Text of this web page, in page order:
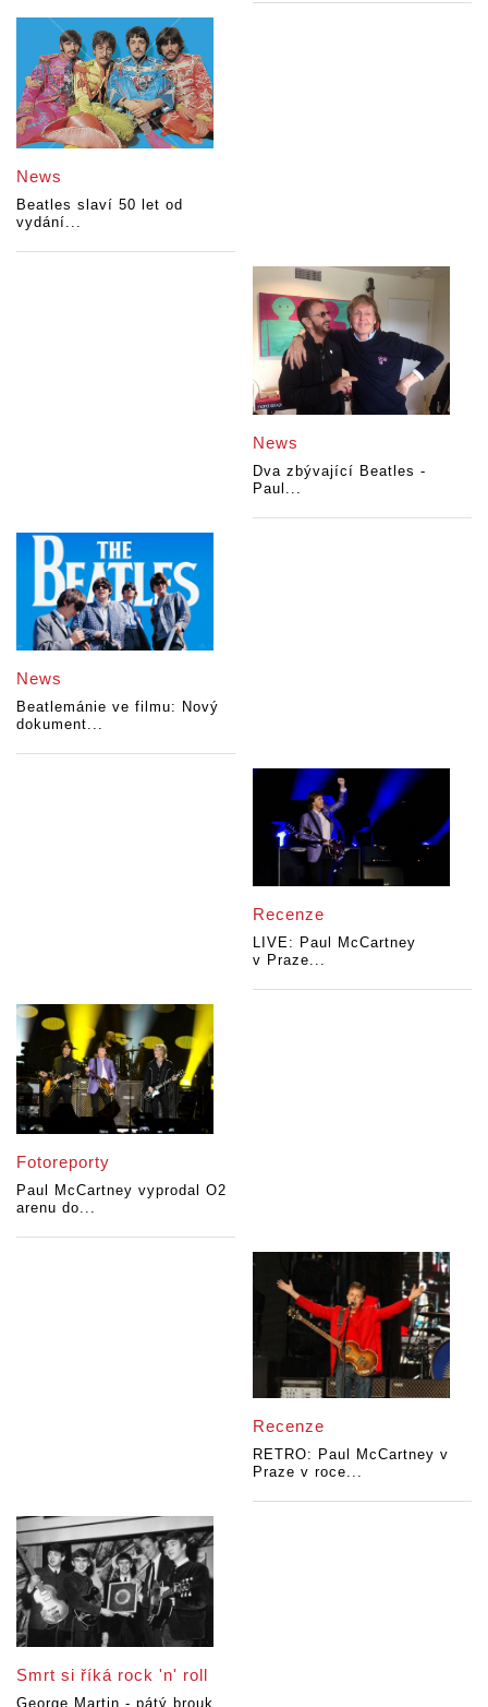
News
Beatles slaví 50 let od
vydání...
News
Dva zbývající Beatles -
Paul...
News
Beatlemánie ve filmu: Nový
dokument...
Recenze
LIVE: Paul McCartney
v Praze...
Fotoreporty
Paul McCartney vyprodal O2
arenu do...
Recenze
RETRO: Paul McCartney v
Praze v roce...
Smrt si říká rock 'n' roll
George Martin - pátý brouk,